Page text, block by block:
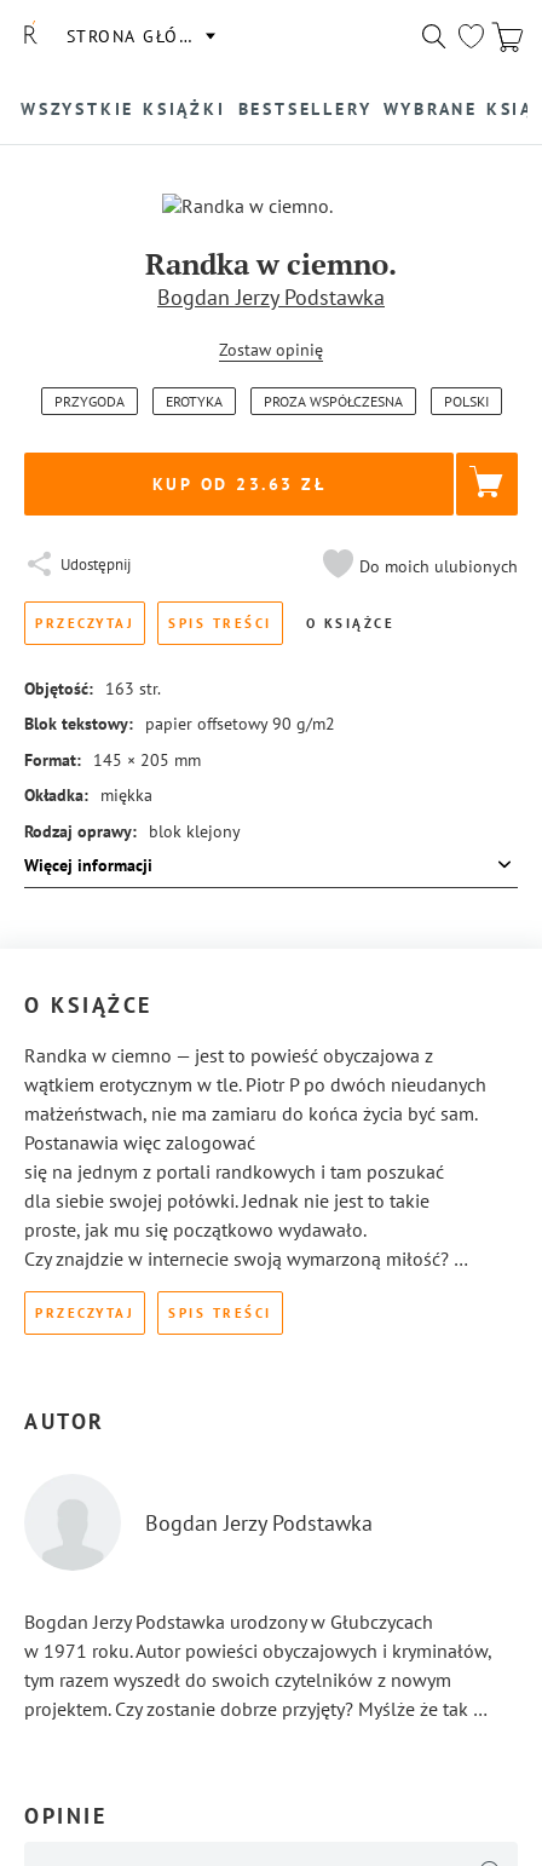
STRONA GŁÓWNA
WSZYSTKIE KSIĄŻKI BESTSELLERY WYBRANE
Randka w ciemno.
Bogdan Jerzy Podstawka
Zostaw opinię
PRZYGODA EROTYKA PROZA WSPÓŁCZESNA POLSKI
KUP OD 23.63
Udostępnij Do moich ulubionych
PRZECZYTAJ SPIS TREŚCI O KSIĄŻCE
Objętość: 163 str.
Blok tekstowy:
papier offsetowy 90 g/m2
Format:
145 × 205 mm
Okładka:
miękka
Rodzaj oprawy:
blok klejony
ISBN:
978-83-8324-113-5
Więcej informacji
O KSIĄŻCE
Randka w ciemno — jest to powieść obyczajowa z
wątkiem erotycznym w tle. Piotr P po dwóch nieudanych
małżeństwach, nie ma zamiaru do końca życia być sam.
Postanawia więc zalogować
się na jednym z portali randkowych i tam poszukać
dla siebie swojej połówki. Jednak nie jest to takie
proste, jak mu się początkowo wydawało.
Czy znajdzie w internecie swoją wymarzoną miłość? …
PRZECZYTAJ SPIS TREŚCI
AUTOR
Bogdan Jerzy Podstawka
Bogdan Jerzy Podstawka urodzony w Głubczycach
w 1971 roku. Autor powieści obyczajowych i kryminałów,
tym razem wyszedł do swoich czytelników z nowym
projektem. Czy zostanie dobrze przyjęty? Myślże że tak …
OPINIE